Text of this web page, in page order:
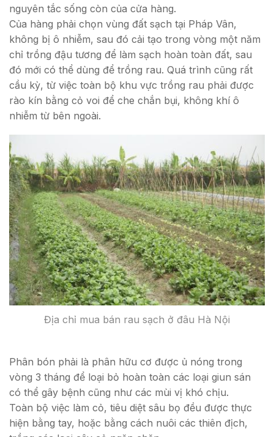
nguyên tắc sống còn của cửa hàng.
Của hàng phải chọn vùng đất sạch tại Pháp Vân,
không bị ô nhiễm, sau đó cải tạo trong vòng một năm
chỉ trồng đậu tương để làm sạch hoàn toàn đất, sau
đó mới có thể dùng để trồng rau. Quá trình cũng rất
cầu kỳ, từ việc toàn bộ khu vực trồng rau phải được
rào kín bằng cỏ voi để che chắn bụi, không khí ô
nhiễm từ bên ngoài.
Địa chỉ mua bán rau sạch ở đâu Hà Nội
Phân bón phải là phân hữu cơ được ủ nóng trong
vòng 3 tháng để loại bỏ hoàn toàn các loại giun sán
có thể gây bệnh cũng như các mùi vị khó chịu.
Toàn bộ việc làm cỏ, tiêu diệt sâu bọ đều được thực
hiện bằng tay, hoặc bằng cách nuôi các thiên địch,